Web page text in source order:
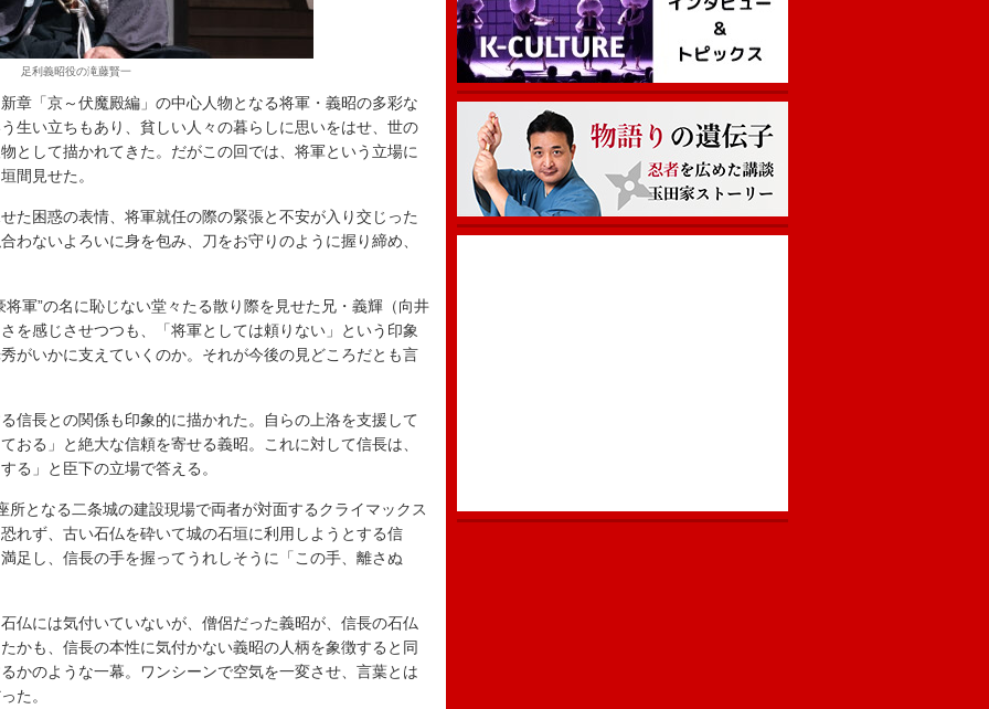
足利義昭役の滝藤賢一
「京～伏魔殿編」の中心人物となる将軍・義昭の多彩な
生い立ちもあり、貧しい人々の暮らしに思いをはせ、世の
として描かれてきた。だがこの回では、将軍という立場に
間見せた。
困惑の表情、将軍就任の際の緊張と不安が入り交じった
わないよろいに身を包み、刀をお守りのように握り締め、
軍”の名に恥じない堂々たる散り際を見せた兄・義輝（向井
を感じさせつつも、「将軍としては頼りない」という印象
がいかに支えていくのか。それが今後の見どころだとも言
長との関係も印象的に描かれた。自らの上洛を支援して
おる」と絶大な信頼を寄せる義昭。これに対して信長は、
る」と臣下の立場で答える。
となる二条城の建設現場で両者が対面するクライマックス
れず、古い石仏を砕いて城の石垣に利用しようとする信
足し、信長の手を握ってうれしそうに「この手、離さぬ
には気付いていないが、僧侶だった義昭が、信長の石仏
かも、信長の本性に気付かない義昭の人柄を象徴すると同
かのような一幕。ワンシーンで空気を一変させ、言葉とは
た。